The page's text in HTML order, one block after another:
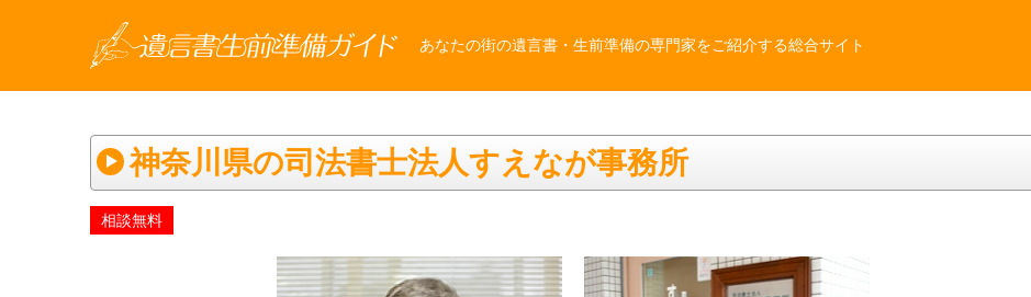
あなたの街の遺言書・生前準備の専門家をご紹介する総合サイト
神奈川県の司法書士法人すえなが事務所
相談無料